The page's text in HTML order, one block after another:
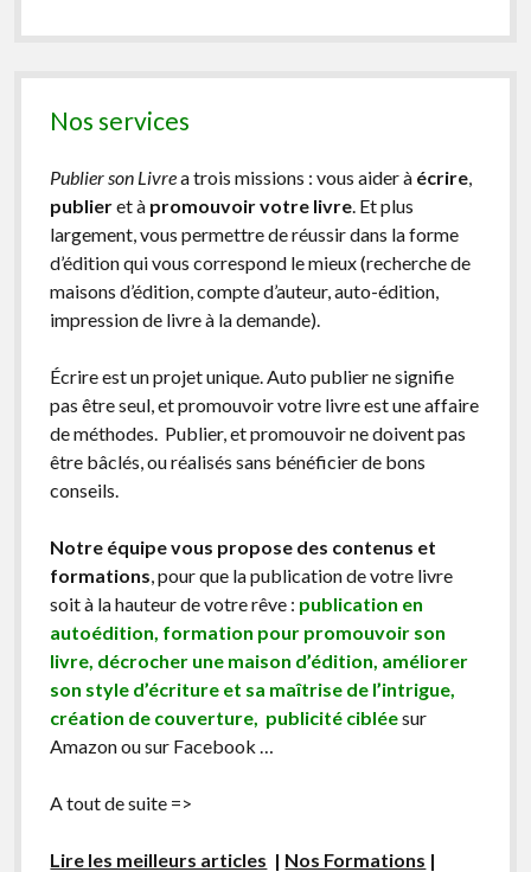
Nos services
Publier son Livrea trois missions : vous aider à écrire,
publieret à promouvoir votre livre. Et plus
largement, vous permettre de réussir dans la forme
d’édition qui vous correspond le mieux (recherche de
maisons d’édition, compte d’auteur, auto-édition,
impression de livre à la demande).
Écrire est un projet unique. Auto publier ne signifie
pas être seul, et promouvoir votre livre est une affaire
de méthodes. Publier, et promouvoir ne doivent pas
être bâclés, ou réalisés sans bénéficier de bons
conseils.
Notre équipe vous propose des contenus et
formations, pour que la publication de votre livre
soit à la hauteur de votre rêve : publication en
autoédition, formation pour promouvoir son
livre, décrocher une maison d’édition, améliorer
son style d’écriture et sa maîtrise de l’intrigue,
création de couverture, publicité cibléesur
Amazon ou sur Facebook …
A tout de suite =>
Lire les meilleurs articles | Nos Formations |